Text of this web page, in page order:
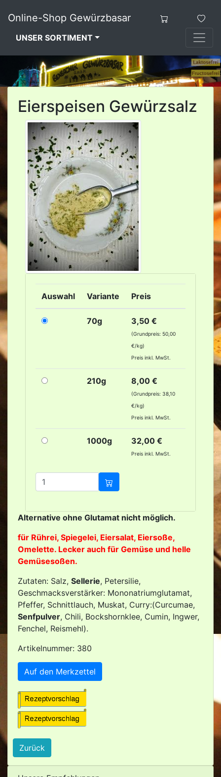
Online-Shop Gewürzbasar
UNSER SORTIMENT
Eierspeisen Gewürzsalz
Auswahl Variante Preis
70g 3,50 €
(Grundpreis: 50,00
€/kg)
Preis inkl. MwSt.
210g 8,00 €
(Grundpreis: 38,10
€/kg)
Preis inkl. MwSt.
1000g 32,00 €
Preis inkl. MwSt.
Alternative ohne Glutamat nicht möglich.
für Rührei, Spiegelei, Eiersalat, Eiersoße,
Omelette. Lecker auch für Gemüse und helle
Gemüsesoßen.
Zutaten: Salz, Sellerie, Petersilie,
Geschmacksverstärker: Mononatriumglutamat,
Pfeffer, Schnittlauch, Muskat, Curry:(Curcumae,
Senfpulver, Chili, Bockshornklee, Cumin, Ingwer,
Fenchel, Reismehl).
Artikelnummer: 380
Auf den Merkzettel
Zurück